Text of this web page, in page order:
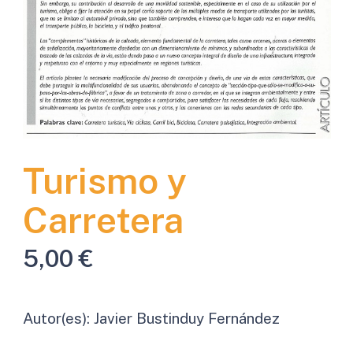
Turismo y
Carretera
5,00€
Autor(es): Javier Bustinduy Fernández